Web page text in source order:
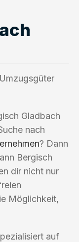
Gladbach
nach
? Dann
Bergisch
dir nicht nur
Möglichkeit,
auf